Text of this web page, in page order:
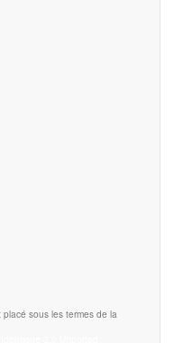
sous les termes de la